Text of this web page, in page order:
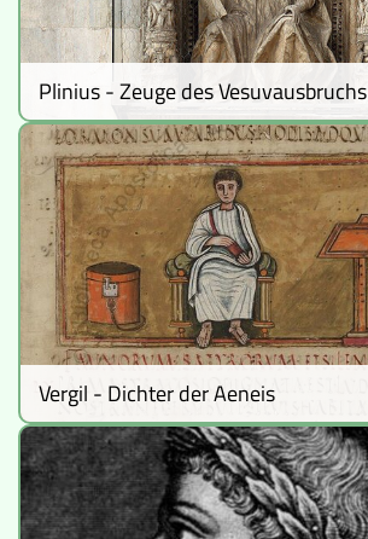
Plinius - Zeuge des Vesuvausbruchs
Vergil - Dichter der Aeneis